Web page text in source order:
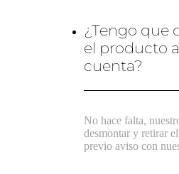
¿Tengo que
el producto
cuenta?
No hace falta,
desmontar y retirar
previo aviso con